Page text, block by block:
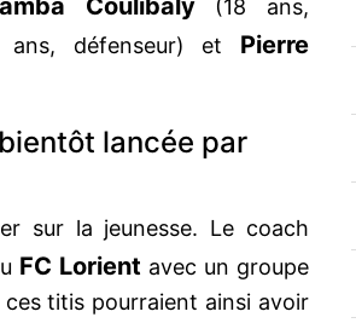
Coulibaly(18 ans,
défenseur) et Pierre
lancée par
sur la jeunesse. Le coach
FC Lorient avec un groupe
titis pourraient ainsi avoir